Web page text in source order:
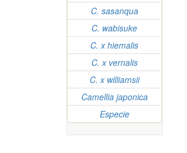
C. sasanqua
C. wabisuke
C. x hiemalis
C. x vernalis
C. x williamsii
Camellia japonica
Especie